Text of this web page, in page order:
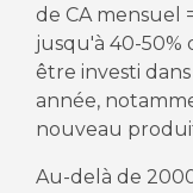
de CA mensuel
jusqu'à 40-
être investi
année,
nouveau
Au-delà de